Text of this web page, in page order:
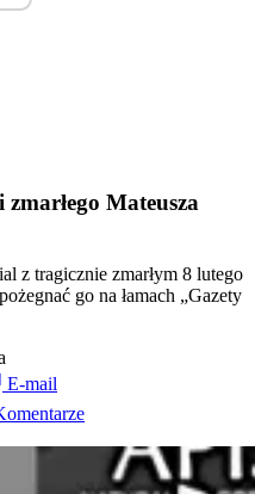
Mateusza
z tragicznie zmarłym 8 lutego
go na łamach „Gazety
E-mail